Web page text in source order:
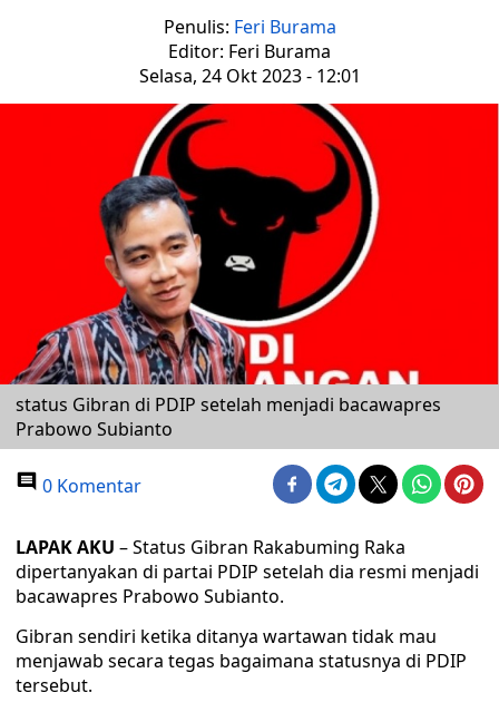
Penulis: Feri Burama
Editor: Feri Burama
Selasa, 24 Okt 2023 - 12:01
status Gibran di PDIP setelah menjadi bacawapres
Prabowo Subianto
0 Komentar
LAPAK AKU – Status Gibran Rakabuming Raka
dipertanyakan di partai PDIP setelah dia resmi menjadi
bacawapres Prabowo Subianto.
Gibran sendiri ketika ditanya wartawan tidak mau
menjawab secara tegas bagaimana statusnya di PDIP
tersebut.